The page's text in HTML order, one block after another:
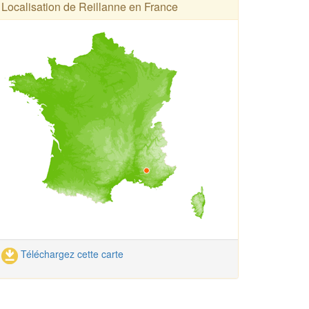
Localisation de Reillanne en France
Téléchargez cette carte